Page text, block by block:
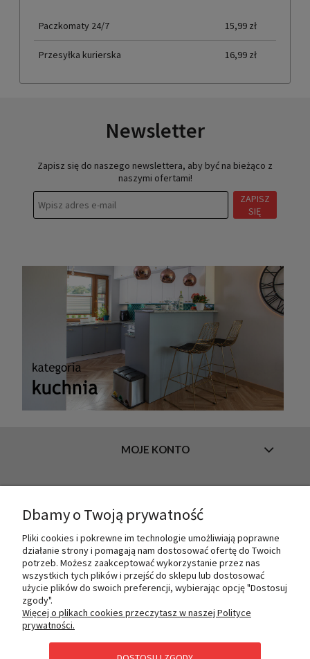
Paczkomaty 24/7 15,99 zł
Przesyłka kurierska 16,99 zł
Newsletter
Zapisz się do naszego newslettera, aby być na bieżąco z
naszymi ofertami!
ZAPISZ
SIĘ
MOJE KONTO
O NAS
PŁATNOŚCI I DOSTAWA
Dbamy o Twoją prywatność
Pliki cookies i pokrewne im technologie umożliwiają poprawne
działanie strony i pomagają nam dostosować ofertę do Twoich
potrzeb. Możesz zaakceptować wykorzystanie przez nas
wszystkich tych plików i przejść do sklepu lub dostosować
użycie plików do swoich preferencji, wybierając opcję "Dostosuj
zgody".
Więcej o plikach cookies przeczytasz w naszej Polityce
prywatności.